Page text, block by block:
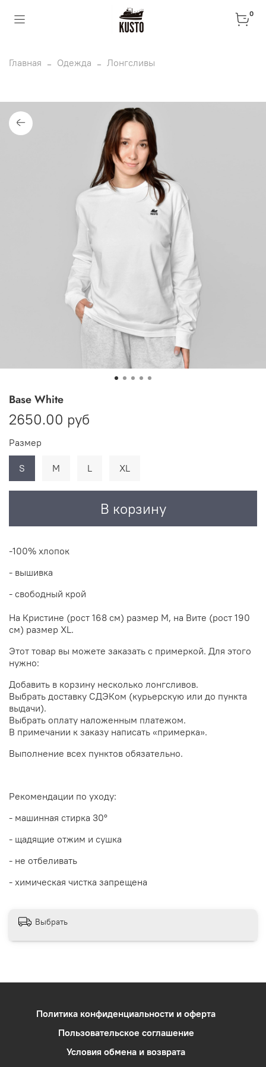
0
Главная Одежда Лонгсливы
Base White
2650.00 руб
В корзину
Размер
S M L XL
-100% хлопок
- вышивка
- свободный крой
На Кристине (рост 168 см) размер M, на Вите (рост 190
см) размер XL.
Этот товар вы можете заказать с примеркой. Для этого
нужно:
Добавить в корзину несколько лонгсливов.
Выбрать доставку СДЭКом (курьерскую или до пункта
выдачи).
Выбрать оплату наложенным платежом.
В примечании к заказу написать «примерка».
Выполнение всех пунктов обязательно.
Рекомендации по уходу:
- машинная стирка 30°
- щадящие отжим и сушка
- не отбеливать
- химическая чистка запрещена
Выбрать
Политика конфиденциальности и оферта
Пользовательское соглашение
Условия обмена и возврата